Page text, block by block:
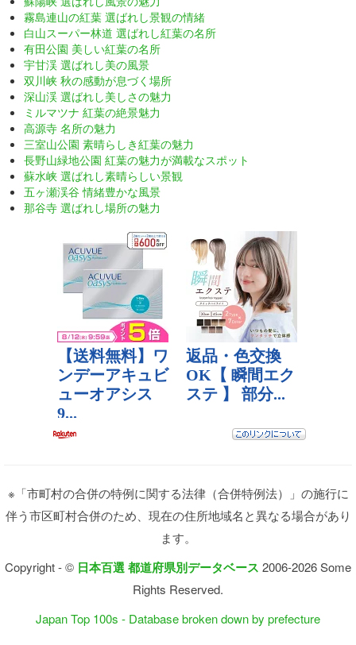
霧島連山の紅葉 選ばれし景観の情緒
白山スーパー林道 選ばれし紅葉の名所
有田公園 美しい紅葉の名所
宇甘渓 選ばれし美の風景
双川峡 秋の感動が息づく場所
深山渓 選ばれし美しさの魅力
ミルマツナ 紅葉の絶景魅力
高源寺 名所の魅力
三室山公園 素晴らしき紅葉の魅力
長野山緑地公園 紅葉の魅力が満載なスポット
蘇水峡 選ばれし素晴らしい景観
五ヶ瀬渓谷 情緒豊かな風景
那谷寺 選ばれし場所の魅力
※「市町村の合併の特例に関する法律（合併特例法）」の施行に
伴う市区町村合併のため、現在の住所地域名と異なる場合があり
ます。
Copyright - © 日本百選 都道府県別データベース 2006-2026 Some
Rights Reserved.
Japan Top 100s - Database broken down by prefecture